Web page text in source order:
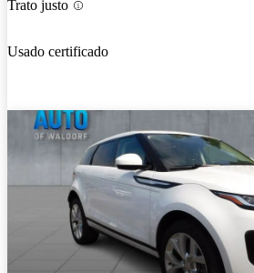
Trato justo
Usado certificado